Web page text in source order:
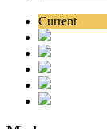
Current